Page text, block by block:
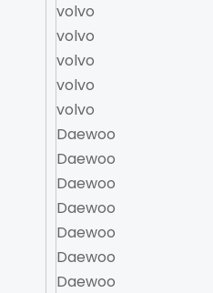
volvo
volvo
volvo
volvo
volvo
Daewoo
Daewoo
Daewoo
Daewoo
Daewoo
Daewoo
Daewoo